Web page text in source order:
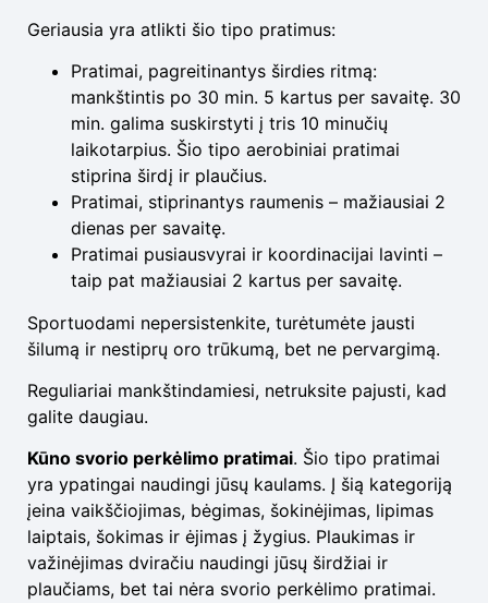
Geriausia yra atlikti šio tipo pratimus:
Pratimai, pagreitinantys širdies ritmą:
mankštintis po 30 min. 5 kartus per savaitę. 30
min. galima suskirstyti į tris 10 minučių
laikotarpius. Šio tipo aerobiniai pratimai
stiprina širdį ir plaučius.
Pratimai, stiprinantys raumenis – mažiausiai 2
dienas per savaitę.
Pratimai pusiausvyrai ir koordinacijai lavinti –
taip pat mažiausiai 2 kartus per savaitę.
Sportuodami nepersistenkite, turėtumėte jausti
šilumą ir nestiprų oro trūkumą, bet ne pervargimą.
Reguliariai mankštindamiesi, netruksite pajusti, kad
galite daugiau.
Kūno svorio perkėlimo pratimai. Šio tipo pratimai
yra ypatingai naudingi jūsų kaulams. Į šią kategoriją
įeina vaikščiojimas, bėgimas, šokinėjimas, lipimas
laiptais, šokimas ir ėjimas į žygius. Plaukimas ir
važinėjimas dviračiu naudingi jūsų širdžiai ir
plaučiams, bet tai nėra svorio perkėlimo pratimai.